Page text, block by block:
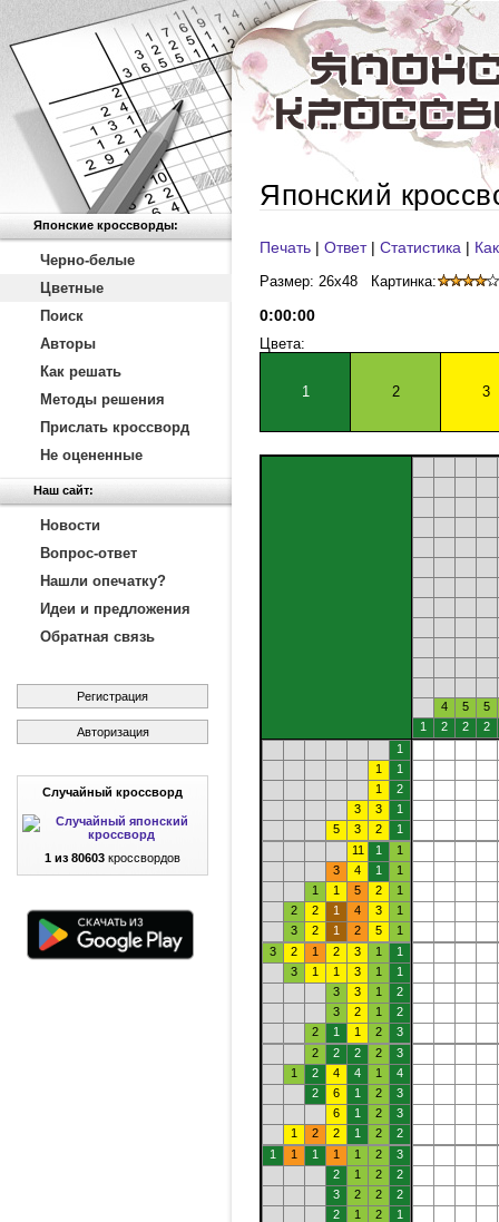
Японские кроссворды:
Черно-белые
Цветные
Поиск
Авторы
Как решать
Методы решения
Прислать кроссворд
Не оцененные
Наш сайт:
Новости
Вопрос-ответ
Нашли опечатку?
Идеи и предложения
Обратная связь
Регистрация
Авторизация
Случайный кроссворд
1 из 80603 кроссвордов
Японский
Печать | Ответ| Статистика |
Размер: 26x48 Картинка:
0:00:00
Цвета:
1 2 3
4 5
5
1
2 2
2
1
1
1
1
2
3
3
1
5
3 2
1
11
1
1
3
4 1
1
1
1 5 2
1
2
2 1 4 3
1
3
2 1 2 5
1
3
2 1 2 3 1
1
3
1 1 3 1
1
3
3 1
2
3
2 1
2
2
1 1 2
3
2
2 2 2
3
1
2 4 4 1
4
2
6 1 2
3
6
1 2
3
1
2 2 1 2
2
1
1 1 1 1 2
3
2
1 2
2
3
2 2
2
2
1 2
1